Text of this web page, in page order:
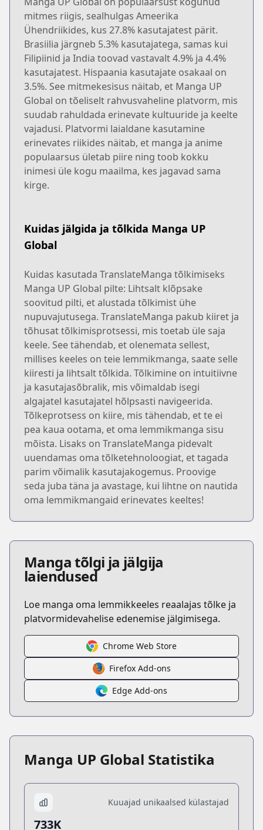
mitmes riigis, sealhulgas Ameerika
Ühendriikides, kus 27.8% kasutajatest pärit.
Brasiilia järgneb 5.3% kasutajatega, samas kui
Filipiinid ja India toovad vastavalt 4.9% ja 4.4%
kasutajatest. Hispaania kasutajate osakaal on
3.5%. See mitmekesisus näitab, et Manga UP
Global on tõeliselt rahvusvaheline platvorm, mis
suudab rahuldada erinevate kultuuride ja keelte
vajadusi. Platvormi laialdane kasutamine
erinevates riikides näitab, et manga ja anime
populaarsus ületab piire ning toob kokku
inimesi üle kogu maailma, kes jagavad sama
kirge.
Kuidas jälgida ja tõlkida Manga UP
Global
Kuidas kasutada TranslateManga tõlkimiseks
Manga UP Global pilte: Lihtsalt klõpsake
soovitud pilti, et alustada tõlkimist ühe
nupuvajutusega. TranslateManga pakub kiiret ja
tõhusat tõlkimisprotsessi, mis toetab üle saja
keele. See tähendab, et olenemata sellest,
millises keeles on teie lemmikmanga, saate selle
kiiresti ja lihtsalt tõlkida. Tõlkimine on intuitiivne
ja kasutajasõbralik, mis võimaldab isegi
algajatel kasutajatel hõlpsasti navigeerida.
Tõlkeprotsess on kiire, mis tähendab, et te ei
pea kaua ootama, et oma lemmikmanga sisu
mõista. Lisaks on TranslateManga pidevalt
uuendamas oma tõlketehnoloogiat, et tagada
parim võimalik kasutajakogemus. Proovige
seda juba täna ja avastage, kui lihtne on nautida
oma lemmikmangaid erinevates keeltes!
Manga tõlgi ja jälgija
laiendused
Loe manga oma lemmikkeeles reaalajas tõlke ja
platvormidevahelise edenemise jälgimisega.
Chrome Web Store
Firefox Add-ons
Edge Add-ons
Manga UP Global Statistika
Kuuajad unikaalsed külastajad
733K